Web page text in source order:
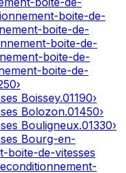
boite-de-
boite-de-
boite-de-
boite-de-
boite-de-
›
Boissey.01190›
Bolozon.01450›
Bouligneux.01330›
Bourg-en-
boite-de-vitesses